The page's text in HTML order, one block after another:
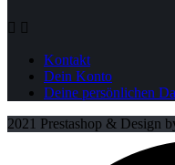
 
Kontakt
Dein Konto
Deine persönlichen
2021 Prestashop & Design